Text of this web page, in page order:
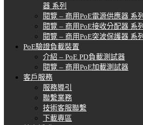
器 系列
閱覽 – 商用PoE電源供應器 系列
閱覽 – 商用PoE接收分配器 系列
閱覽 – 商用PoE突波保護器 系列
PoE驗證負載裝置
介紹 – PoE PD負載測試器
閱覽 – 商用PoE加載測試器
客戶服務
服務導引
聯繫業務
技術客服聯繫
下載專區